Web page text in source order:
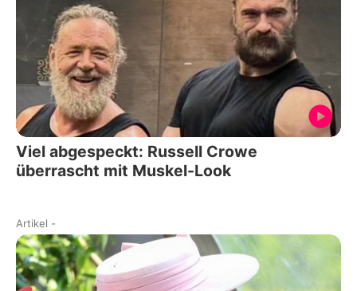
Viel abgespeckt: Russell Crowe
überrascht mit Muskel-Look
Artikel -